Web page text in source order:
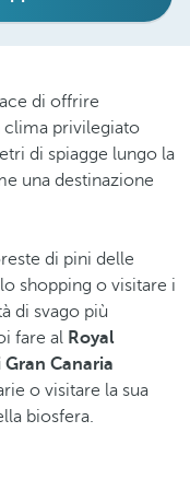
di offrire
clima privilegiato
di spiagge lungo la
una destinazione
di pini delle
shopping o visitare i
di svago più
fare al Royal
Canaria
o visitare la sua
biosfera.